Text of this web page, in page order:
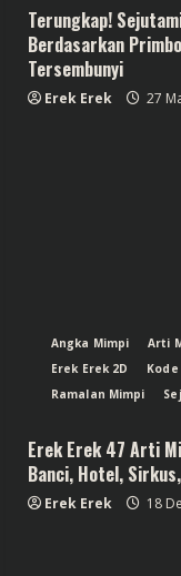
Terungkap!
Berdasarkan
Tersembunyi
Erek Erek 27
Angka Mimpi Arti
Erek Erek 2D
Ramalan Mimpi
Erek Erek 47 Arti
Banci, Hotel,
Erek Erek 18